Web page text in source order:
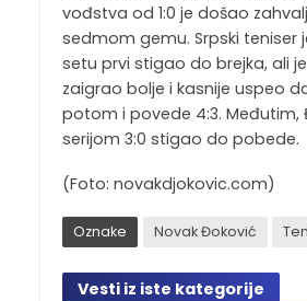
vođstva od 1:0 je došao
sedmom gemu. Srpski teniser
setu prvi stigao do brejka, ali
zaigrao bolje i kasnije uspeo
potom i povede 4:3. Međutim,
serijom 3:0 stigao do pobede.
(Foto: novakdjokovic.com)
Oznake Novak Đoković
Vesti iz iste kategorije